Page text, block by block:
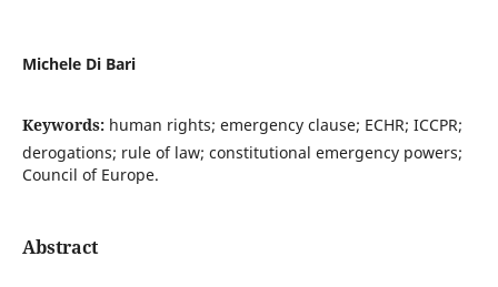
Michele Di Bari
Keywords: human rights; emergency clause; ECHR; ICCPR;
derogations; rule of law; constitutional emergency powers;
Council of Europe.
Abstract